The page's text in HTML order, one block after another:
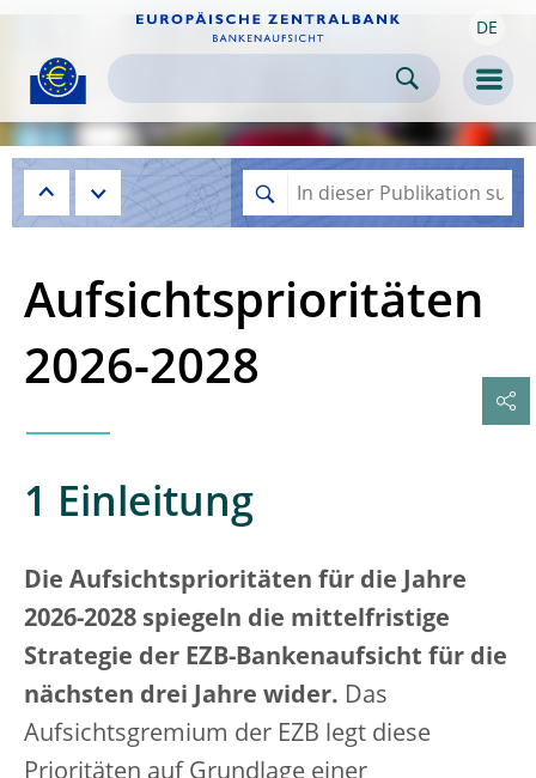
Skip to
content DE
Aufsichtsprioritäten
2026-2028
1 Einleitung
Die Aufsichtsprioritäten für die Jahre
2026-2028 spiegeln die mittelfristige
Strategie der EZB-Bankenaufsicht für die
nächsten drei Jahre wider. Das
Aufsichtsgremium der EZB legt diese
Prioritäten auf Grundlage einer